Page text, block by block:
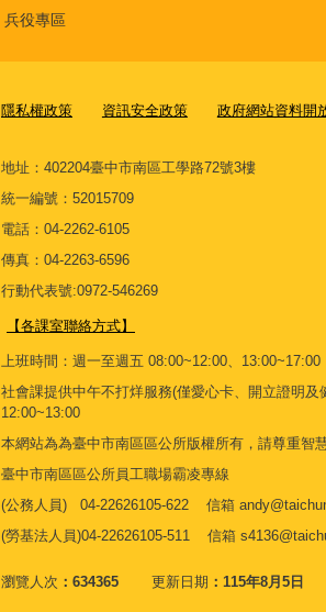
兵役專區
隱私權政策 資訊安全政策 政府網站資料開
地址：402204臺中市南區工學路72號3樓
統一編號：52015709
電話：04-2262-6105
傳真：04-2263-6596
行動代表號:0972-546269
【各課室聯絡方式】
上班時間：週一至週五 08:00~12:00、13:00~17:00
社會課提供中午不打烊服務(僅愛心卡、開立證明
12:00~13:00
本網站為為臺中市南區區公所版權所有，請尊重智
臺中市南區區公所員工職場霸凌專線
(公務人員) 04-22626105-622 信箱
(勞基法人員)04-22626105-511 信箱
瀏覽人次 634365 更新日期 115年8月5日